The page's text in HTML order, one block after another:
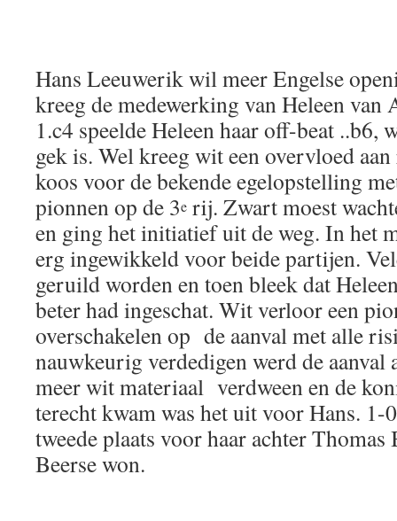
Hans Leeuwerik wil meer Engelse
kreeg de medewerking van Heleen van
1.c4 speelde Heleen haar off-beat ..b6,
gek is. Wel kreeg wit een overvloed
koos voor de bekende egelopstelling
pionnen op de 3e rij. Zwart moest
en ging het initiatief uit de weg. In het
erg ingewikkeld voor beide partijen.
geruild worden en toen bleek dat
beter had ingeschat. Wit verloor een
overschakelen op de aanval met alle
nauwkeurig verdedigen werd de aanval
meer wit materiaal verdween en de
terecht kwam was het uit voor Hans. 1-
tweede plaats voor haar achter
Beerse won.